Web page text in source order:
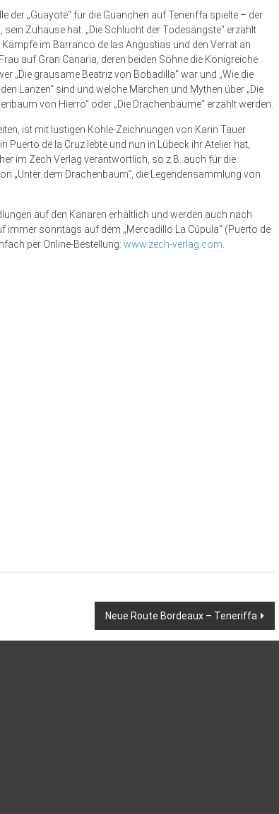
der „Guayote“ für die Guanchen auf Teneriffa spielte – der
Zuhause hat. „Die Schlucht der Todesängste“ erzählt
im Barranco de las Angustias und den Verrat an
auf Gran Canaria, deren beiden Söhne die Königreiche
„Die grausame Beatriz von Bobadilla“ war und „Wie die
Lanzen“ sind und welche Märchen und Mythen über „Die
von Hierro“ oder „Die Drachenbäume“ erzählt werden.
ist mit lustigen Kohle-Zeichnungen von Karin Tauer
de la Cruz lebte und nun in Lübeck ihr Atelier hat,
im Zech Verlag verantwortlich, so z.B. auch für die
„Unter dem Drachenbaum“, die Legendensammlung von
auf den Kanaren erhältlich und werden auch nach
immer sonntags auf dem „Mercadillo La Cúpula“ (Puerto de
per Online-Bestellung: www.zech-verlag.com
Neue Route Bordeaux – Teneriffa